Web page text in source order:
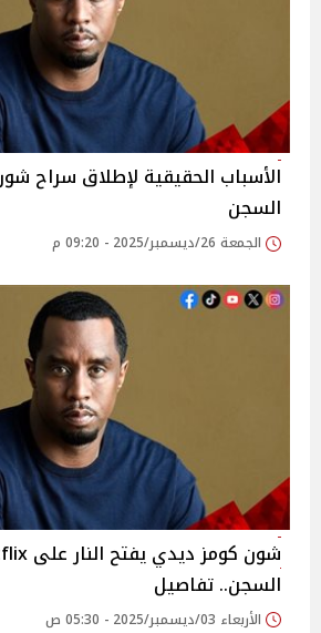
الأسباب الحقيقية لإطلاق سراح
السجن
الجمعة 26/ديسمبر/2025 - 09:20 م
السجن.. تفاصيل
الأربعاء 03/ديسمبر/2025 - 05:30 ص